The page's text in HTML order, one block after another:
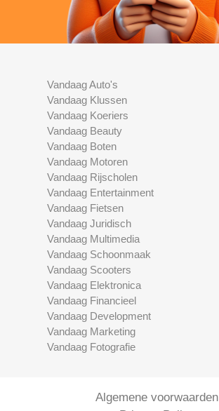
Vandaag Auto's
Vandaag Klussen
Vandaag Koeriers
Vandaag Beauty
Vandaag Boten
Vandaag Motoren
Vandaag Rijscholen
Vandaag Entertainment
Vandaag Fietsen
Vandaag Juridisch
Vandaag Multimedia
Vandaag Schoonmaak
Vandaag Scooters
Vandaag Elektronica
Vandaag Financieel
Vandaag Development
Vandaag Marketing
Vandaag Fotografie
Algemene voorwaarden